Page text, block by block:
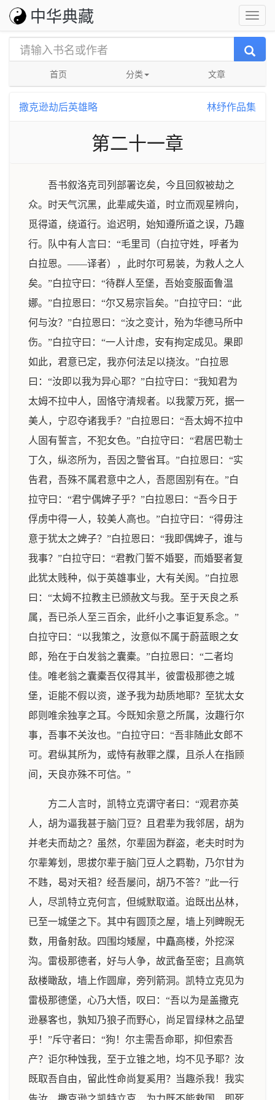
中华典藏
首页 分类 文章
撒克逊劫后英雄略 林纾作品集
第二十一章
吾书叙洛克司列部署讫矣，今且回叙被劫之
众。时天气沉黑，此辈咸失道，时立而观星辨向，
觅得道，绕道行。迨迟明，始知遵所道之误，乃趣
行。队中有人言曰：“毛里司（白拉守姓，呼者为
白拉恩。——译者），此时尔可易装，为救人之人
矣。”白拉守曰：“待群人至堡，吾始变服面鲁温
娜。”白拉恩曰：“尔又易宗旨矣。”白拉守曰：“此
何与汝？”白拉恩曰：“汝之变计，殆为华德马所中
伤。”白拉守曰：“一人计虑，安有拘定成见。果即
如此，君意已定，我亦何法足以挠汝。”白拉恩
曰：“汝即以我为异心耶？”白拉守曰：“我知君为
太姆不拉中人，固恪守清规者。以我蒙万死，据一
美人，宁忍夺诸我手？”白拉恩曰：“吾太姆不拉中
人固有誓言，不犯女色。”白拉守曰：“君居巴勒士
丁久，纵恣所为，吾因之警省耳。”白拉恩曰：“实
告君，吾殊不属君意中之人，吾愿固别有在。”白
拉守曰：“君宁偶婢子乎？”白拉恩曰：“吾今日于
俘虏中得一人，较美人高也。”白拉守曰：“得毋注
意于犹太之婢子？”白拉恩曰：“我即偶婢子，谁与
我事？”白拉守曰：“君教门誓不婚娶，而婚娶者复
此犹太贱种，似于英雄事业，大有关阂。”白拉恩
曰：“太姆不拉教主已颁赦文与我。至于天良之系
属，吾已杀人至三百余，此纤小之事讵复系念。”
白拉守曰：“以我策之，汝意似不属于蔚蓝眼之女
郎，殆在于白发翁之囊橐。”白拉恩曰：“二者均
佳。唯老翁之囊橐吾仅得其半，彼雷极那德之城
堡，讵能不假以资，遂予我为劫质地耶？至犹太女
郎则唯余独享之耳。今既知余意之所属，汝趣行尔
事，吾事不关汝也。”白拉守曰：“吾非随此女郎不
可。君纵其所为，或恃有赦罪之牒，且杀人在指顾
间，天良亦殊不可信。”
方二人言时，凯特立克谓守者曰：“观君亦英
人，胡为逼我甚于脑门豆？且君辈为我邻居，胡为
并老夫而劫之？虽然，尔辈固为群盗，老夫时时为
尔辈筹划，思拔尔辈于脑门豆人之羁勒，乃尔甘为
不韪，曷对天祖？经吾屡问，胡乃不答？”此一行
人，尽凯特立克何言，但缄默取道。迨既出丛林，
已至一城堡之下。其中有圆顶之屋，墙上列睥睨无
数，用备射敌。四围均矮屋，中矗高楼，外挖深
沟。雷极那德者，好与人争，故武备至密；且高筑
敌楼瞰敌，墙上作圆扉，旁列箭洞。凯特立克见为
雷极那德堡，心乃大悟，叹曰：“吾以为是盖撒克
逊暴客也，孰知乃狼子而野心，尚足冒绿林之品望
乎！”斥守者曰：“狗！尔主需吾命耶，抑但索吾
产？讵尔种蚀我，至于立锥之地，均不见予耶？汝
既取吾自由，留此性命尚复奚用？当趣杀我！我实